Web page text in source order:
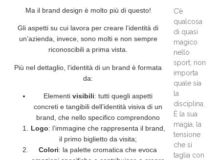
Ma il brand design è molto più di questo!
Gli aspetti su cui lavora per creare l’identità di
un’azienda, invece, sono molti e non sempre
riconoscibili a prima vista.
Più nel dettaglio, l’identità di un brand è formata
da:
Elementi visibili: tutti quegli aspetti
concreti e tangibili dell’identità visiva di un
brand, che nello specifico comprendono
Logo: l’immagine che rappresenta il brand,
il primo biglietto da visita;
Colori: la palette cromatica che evoca
C’è
qualcosa
di quasi
magico
nello
sport, non
importa
quale sia
la
disciplina.
È la sua
magia, la
tensione
che si
taglia con